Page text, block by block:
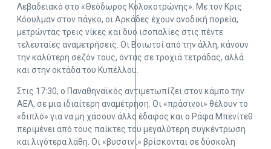
Λεβαδειακό στο «Θεόδωρος Κολοκοτρώνης». Με τον Κρις
Κόουλμαν στον πάγκο, οι Αρκάδες έχουν ανοδική πορεία,
μετρώντας τρεις νίκες και δυο ισοπαλίες στις πέντε
τελευταίες αναμετρήσεις. Οι Βοιωτοί από την άλλη, κάνουν
την καλύτερη σεζόν τους, όντας σε τροχιά τετράδας, αλλά
και στην οκτάδα του Κυπέλλου.
Στις 17:30, ο Παναθηναϊκός αντιμετωπίζει στον κάμπο την
ΑΕΛ, σε μια ιδιαίτερη αναμέτρηση. Οι «πράσινοι» θέλουν το
«διπλό» για να μη χάσουν άλλο έδαφος και ο Ράφα Μπενίτεθ
περιμένει από τους παίκτες του μεγαλύτερη συγκέντρωση
και λιγότερα λάθη. Οι «βυσσινί» βρίσκονται σε δύσκολη